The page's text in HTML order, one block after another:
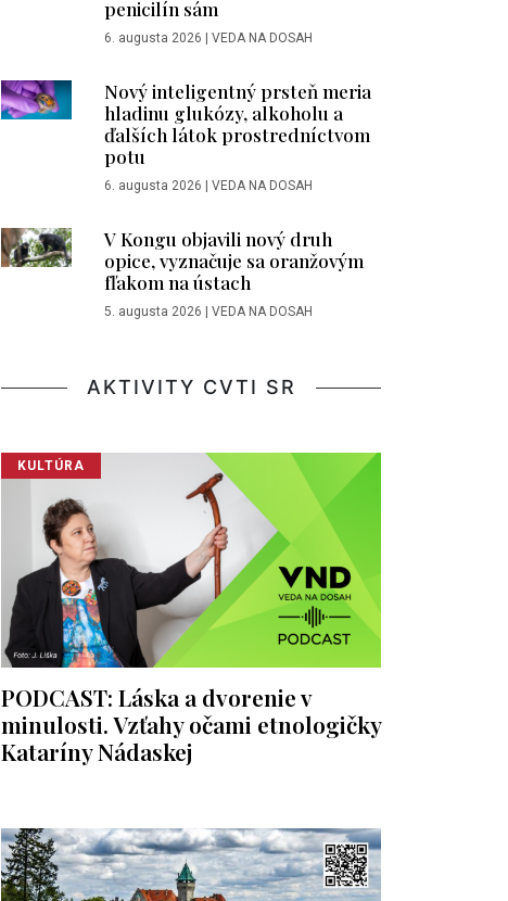
penicilín sám
6. augusta 2026 | VEDA NA DOSAH
Nový inteligentný prsteň meria
hladinu glukózy, alkoholu a
ďalších látok prostredníctvom
potu
6. augusta 2026 | VEDA NA DOSAH
V Kongu objavili nový druh
opice, vyznačuje sa oranžovým
fľakom na ústach
5. augusta 2026 | VEDA NA DOSAH
AKTIVITY CVTI SR
KULTÚRA
PODCAST: Láska a dvorenie v
minulosti. Vzťahy očami etnologičky
Kataríny Nádaskej